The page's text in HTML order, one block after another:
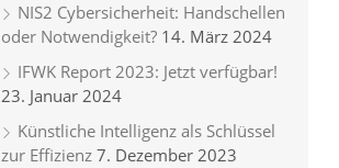
NIS2 Cybersicherheit: Handschellen
oder Notwendigkeit? 14. März 2024
IFWK Report 2023: Jetzt verfügbar!
23. Januar 2024
Künstliche Intelligenz als Schlüssel
zur Effizienz 7. Dezember 2023